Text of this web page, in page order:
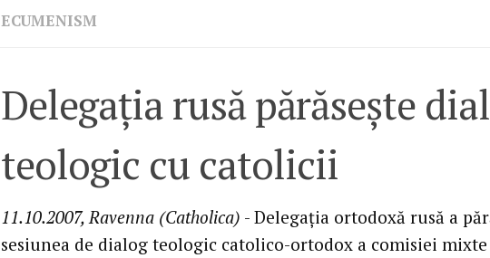
ECUMENISM
Delegaţia rusă părăseşte
teologic cu catolicii
11.10.2007, Ravenna (Catholica) - Delegaţia ortodoxă rusă a
sesiunea de dialog teologic catolico-ortodox a comisiei mixte